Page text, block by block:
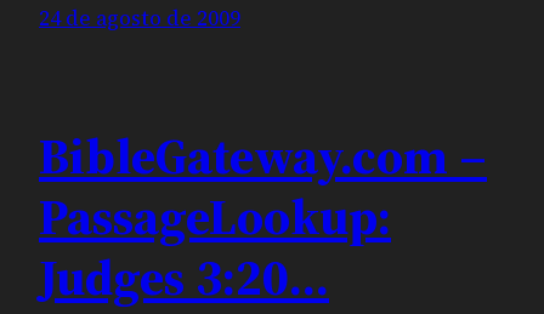
24 de agosto de 2009
BibleGateway.com –
PassageLookup:
Judges 3:20…